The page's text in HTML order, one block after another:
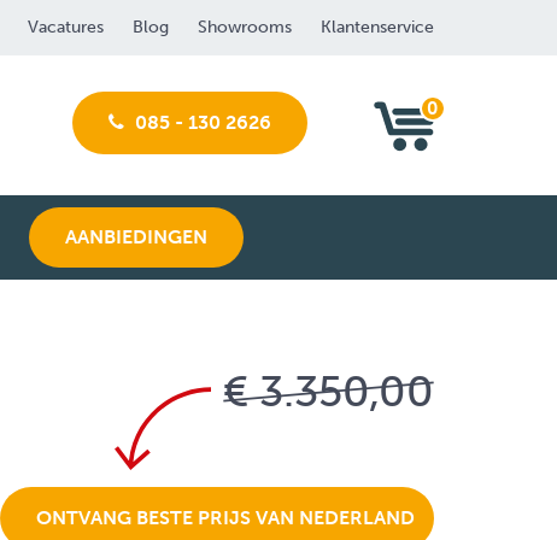
Vacatures Blog Showrooms Klantenservice
085 - 130 2626
0
AANBIEDINGEN
€ 3.350,00
ONTVANG BESTE PRIJS VAN NEDERLAND